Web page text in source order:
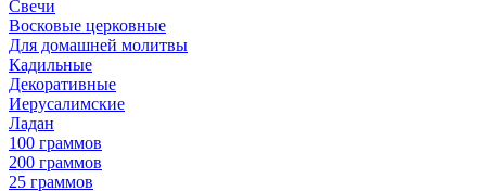
Свечи
Восковые церковные
Для домашней молитвы
Кадильные
Декоративные
Иерусалимские
Ладан
100 граммов
200 граммов
25 граммов